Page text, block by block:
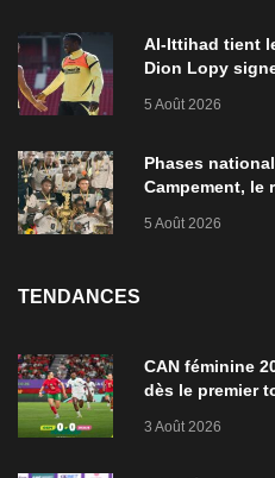
Al-Ittihad tient
Dion Lopy
5 Août 2026
Phases
Campement, le
5 Août 2026
TENDANCES
CAN féminine
dès le premier
3 Août 2026